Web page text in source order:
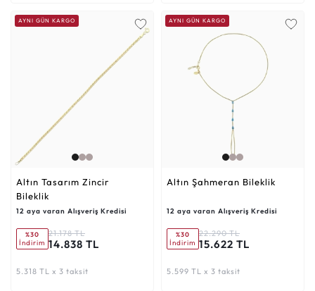
AYNI GÜN KARGO
Altın Tasarım Zincir
Bileklik
12 aya varan Alışveriş Kredisi
%30
İndirim
21.178 TL
14.838 TL
5.318 TL x 3 taksit
AYNI GÜN KARGO
Altın Şahmeran Bileklik
12 aya varan Alışveriş Kredisi
%30
İndirim
22.290 TL
15.622 TL
5.599 TL x 3 taksit